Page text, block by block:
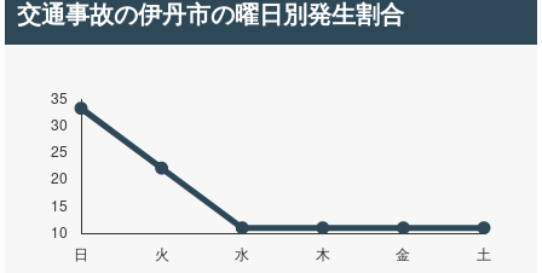
交通事故の伊丹市の曜日別発生割合